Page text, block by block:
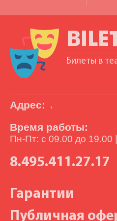
Билеты в
Адрес: ,
Время работы:
Пн-Пт: с 09.00 до 19.00
8.495.411.27.17
Гарантии
Публичная